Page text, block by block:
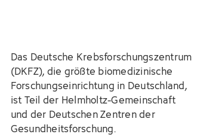
Das Deutsche Krebsforschungszentrum
(DKFZ), die größte biomedizinische
Forschungseinrichtung in Deutschland,
ist Teil der Helmholtz-Gemeinschaft
und der Deutschen Zentren der
Gesundheitsforschung.